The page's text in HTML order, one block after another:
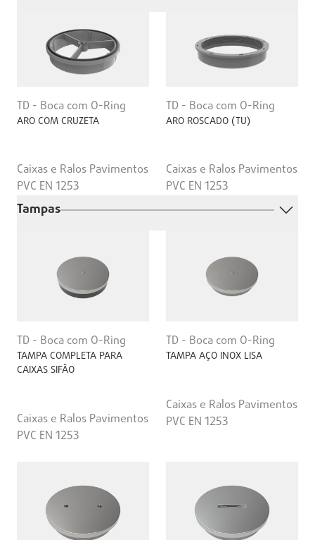
TD - Boca com O-Ring
ARO COM CRUZETA
Caixas e Ralos Pavimentos
PVC EN 1253
TD - Boca com O-Ring
ARO ROSCADO (TU)
Caixas e Ralos Pavimentos
PVC EN 1253
Tampas
TD - Boca com O-Ring
TAMPA COMPLETA PARA
CAIXAS SIFÃO
Caixas e Ralos Pavimentos
PVC EN 1253
TD - Boca com O-Ring
TAMPA AÇO INOX LISA
Caixas e Ralos Pavimentos
PVC EN 1253